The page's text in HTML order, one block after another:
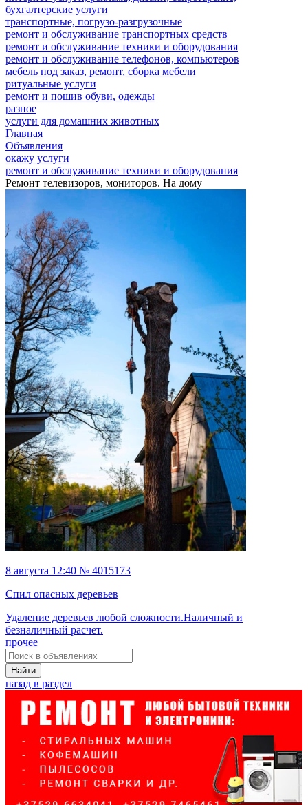
бухгалтерские услуги
транспортные, погрузо-разгрузочные
ремонт и обслуживание транспортных средств
ремонт и обслуживание техники и оборудования
ремонт и обслуживание телефонов, компьютеров
мебель под заказ, ремонт, сборка мебели
ритуальные услуги
ремонт и пошив обуви, одежды
разное
услуги для домашних животных
Главная
Объявления
окажу услуги
ремонт и обслуживание техники и оборудования
Ремонт телевизоров, мониторов. На дому
8 августа 12:40 № 4015173
Спил опасных деревьев
Удаление деревьев любой сложности.Наличный и
безналичный расчет.
прочее
Найти
назад в раздел